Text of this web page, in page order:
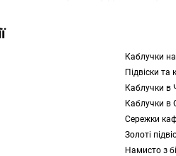
прикрасами та
Вирішив кафи купити
різновидів
Які існують кафи у
Вибираючи ювелірні
стерлінгового срібла;
Каблучки
Підвіски
Каблучки в
Каблучки в
Сережки
Золоті
Намисто з